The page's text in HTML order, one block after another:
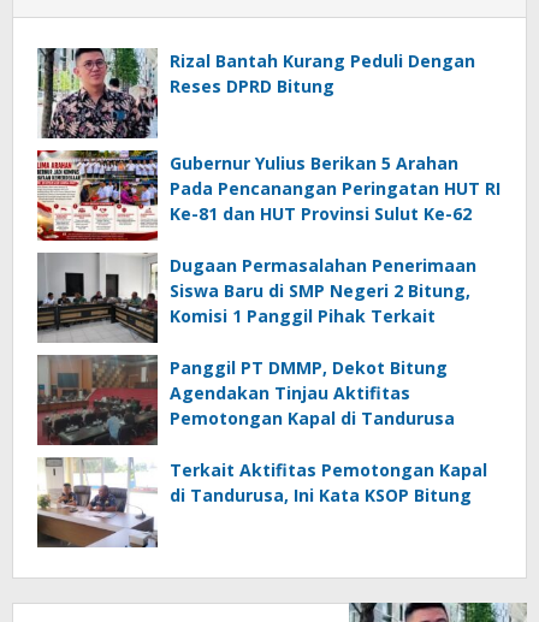
Rizal Bantah Kurang Peduli Dengan
Reses DPRD Bitung
Gubernur Yulius Berikan 5 Arahan
Pada Pencanangan Peringatan HUT RI
Ke-81 dan HUT Provinsi Sulut Ke-62
Dugaan Permasalahan Penerimaan
Siswa Baru di SMP Negeri 2 Bitung,
Komisi 1 Panggil Pihak Terkait
Panggil PT DMMP, Dekot Bitung
Agendakan Tinjau Aktifitas
Pemotongan Kapal di Tandurusa
Terkait Aktifitas Pemotongan Kapal
di Tandurusa, Ini Kata KSOP Bitung